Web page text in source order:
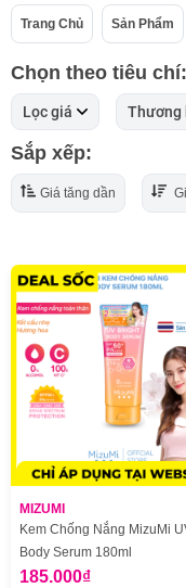
Trang Chủ Sản Phẩm
Chọn theo tiêu chí:
Lọc giá Thương
Sắp xếp:
Giá tăng dần
MIZUMI
Kem Chống Nắng MizuMi
Body Serum 180ml
185.000₫